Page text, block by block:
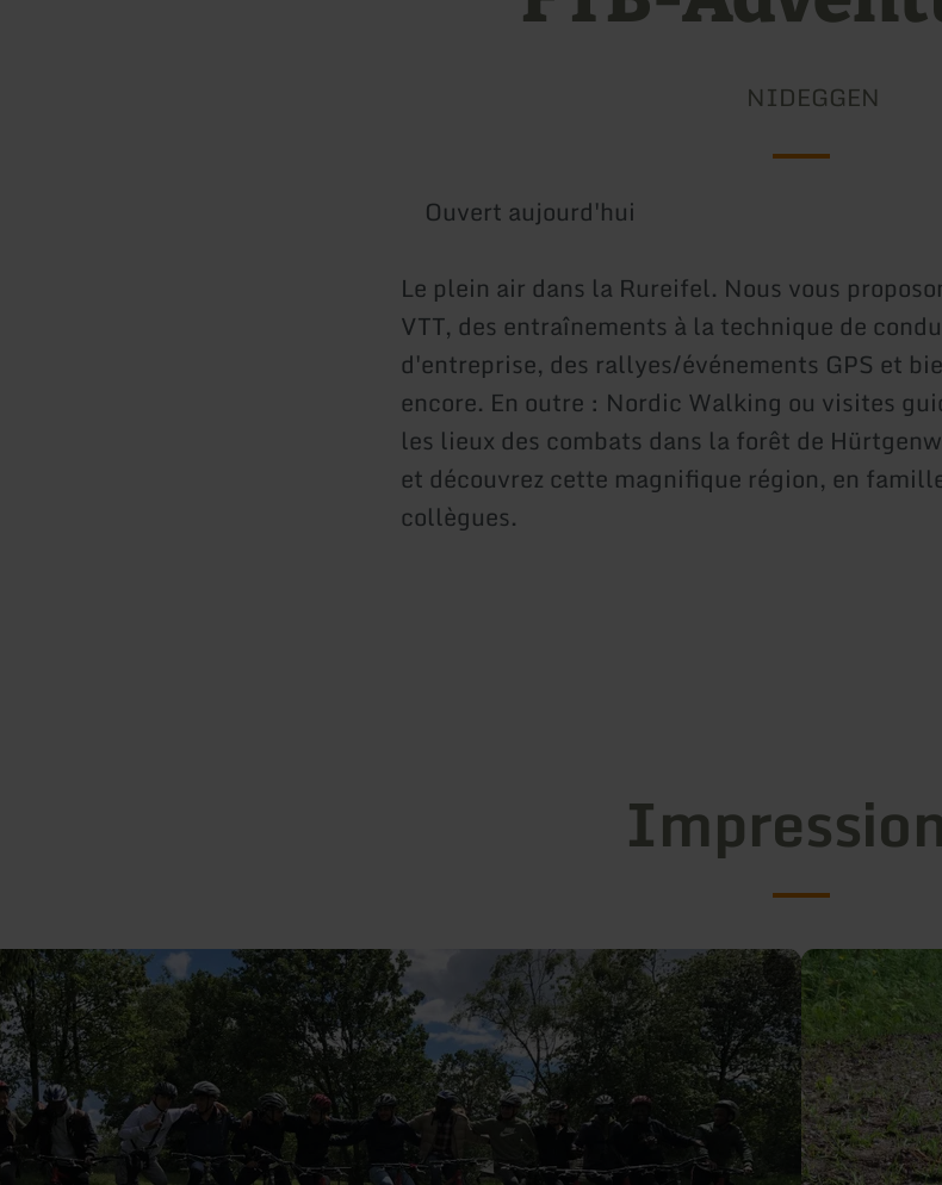
NIDEGGEN
Ouvert aujourd'hui
Le plein air dans la Rureifel. Nous vous
VTT, des entraînements à la technique de
d'entreprise, des rallyes/événements GPS et
encore. En outre : Nordic Walking ou visites
les lieux des combats dans la forêt de
et découvrez cette magnifique région, en
collègues.